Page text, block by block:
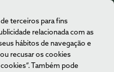
terceiros para fins
relacionada com as
hábitos de navegação e
recusar os cookies
Também pode